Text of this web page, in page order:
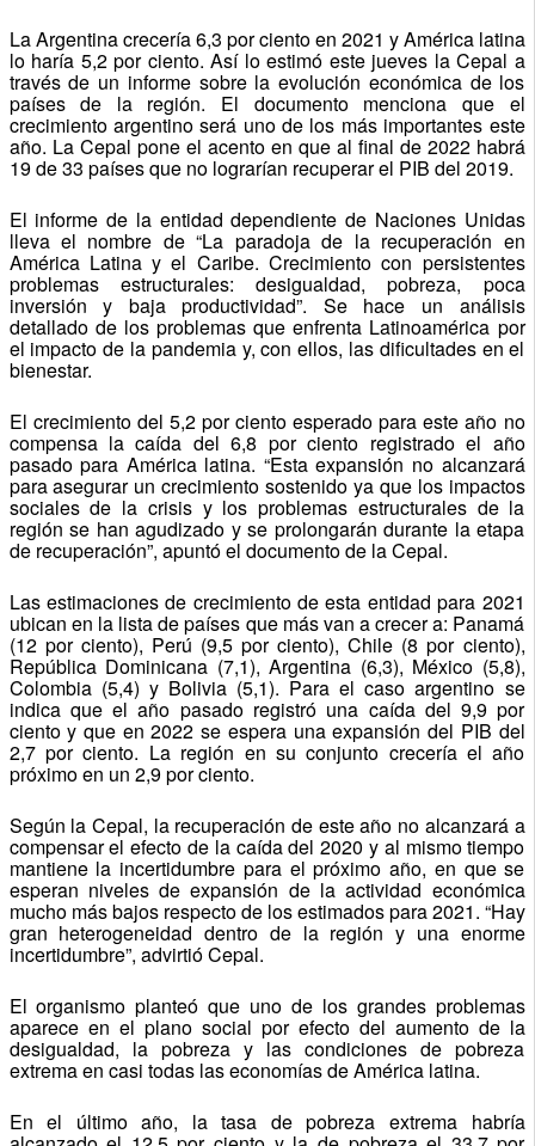
La Argentina crecería 6,3 por ciento en 2021 y América latina
lo haría 5,2 por ciento. Así lo estimó este jueves la Cepal a
través de un informe sobre la evolución económica de los
países de la región. El documento menciona que el
crecimiento argentino será uno de los más importantes este
año. La Cepal pone el acento en que al final de 2022 habrá
19 de 33 países que no lograrían recuperar el PIB del 2019.
El informe de la entidad dependiente de Naciones Unidas
lleva el nombre de “La paradoja de la recuperación en
América Latina y el Caribe. Crecimiento con persistentes
problemas estructurales: desigualdad, pobreza, poca
inversión y baja productividad”. Se hace un análisis
detallado de los problemas que enfrenta Latinoamérica por
el impacto de la pandemia y, con ellos, las dificultades en el
bienestar.
El crecimiento del 5,2 por ciento esperado para este año no
compensa la caída del 6,8 por ciento registrado el año
pasado para América latina. “Esta expansión no alcanzará
para asegurar un crecimiento sostenido ya que los impactos
sociales de la crisis y los problemas estructurales de la
región se han agudizado y se prolongarán durante la etapa
de recuperación”, apuntó el documento de la Cepal.
Las estimaciones de crecimiento de esta entidad para 2021
ubican en la lista de países que más van a crecer a: Panamá
(12 por ciento), Perú (9,5 por ciento), Chile (8 por ciento),
República Dominicana (7,1), Argentina (6,3), México (5,8),
Colombia (5,4) y Bolivia (5,1). Para el caso argentino se
indica que el año pasado registró una caída del 9,9 por
ciento y que en 2022 se espera una expansión del PIB del
2,7 por ciento. La región en su conjunto crecería el año
próximo en un 2,9 por ciento.
Según la Cepal, la recuperación de este año no alcanzará a
compensar el efecto de la caída del 2020 y al mismo tiempo
mantiene la incertidumbre para el próximo año, en que se
esperan niveles de expansión de la actividad económica
mucho más bajos respecto de los estimados para 2021. “Hay
gran heterogeneidad dentro de la región y una enorme
incertidumbre”, advirtió Cepal.
El organismo planteó que uno de los grandes problemas
aparece en el plano social por efecto del aumento de la
desigualdad, la pobreza y las condiciones de pobreza
extrema en casi todas las economías de América latina.
En el último año, la tasa de pobreza extrema habría